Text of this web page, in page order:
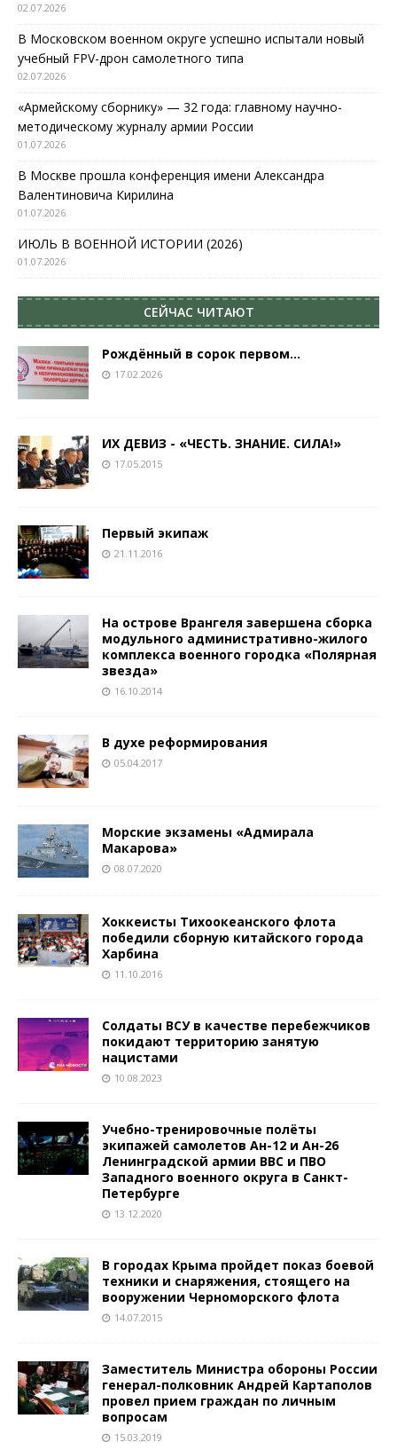
02.07.2026
В Московском военном округе успешно испытали новый
учебный FPV-дрон самолетного типа
02.07.2026
«Армейскому сборнику» — 32 года: главному научно-
методическому журналу армии России
01.07.2026
В Москве прошла конференция имени Александра
Валентиновича Кирилина
01.07.2026
ИЮЛЬ В ВОЕННОЙ ИСТОРИИ (2026)
01.07.2026
СЕЙЧАС ЧИТАЮТ
Рождённый в сорок первом…
17.02.2026
ИХ ДЕВИЗ ­- «ЧЕСТЬ. ЗНАНИЕ. СИЛА!»
17.05.2015
Первый экипаж
21.11.2016
На острове Врангеля завершена сборка
модульного административно-жилого
комплекса военного городка «Полярная
звезда»
16.10.2014
В духе реформирования
05.04.2017
Морские экзамены «Адмирала
Макарова»
08.07.2020
Хоккеисты Тихоокеанского флота
победили сборную китайского города
Харбина
11.10.2016
Солдаты ВСУ в качестве перебежчиков
покидают территорию занятую
нацистами
10.08.2023
Учебно-тренировочные полёты
экипажей самолетов Ан-12 и Ан-26
Ленинградской армии ВВС и ПВО
Западного военного округа в Санкт-
Петербурге
13.12.2020
В городах Крыма пройдет показ боевой
техники и снаряжения, стоящего на
вооружении Черноморского флота
14.07.2015
Заместитель Министра обороны России
генерал-полковник Андрей Картаполов
провел прием граждан по личным
вопросам
15.03.2019